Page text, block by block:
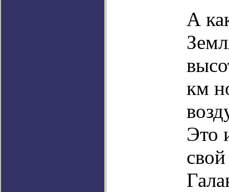
А
км
Это